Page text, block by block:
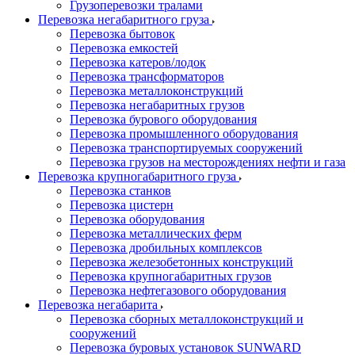
Грузоперевозки тралами
Перевозка негабаритного груза
Перевозка бытовок
Перевозка емкостей
Перевозка катеров/лодок
Перевозка трансформаторов
Перевозка металлоконструкций
Перевозка негабаритных грузов
Перевозка бурового оборудования
Перевозка промышленного оборудования
Перевозка транспортируемых сооружений
Перевозка грузов на месторождениях нефти и газа
Перевозка крупногабаритного груза
Перевозка станков
Перевозка цистерн
Перевозка оборудования
Перевозка металлических ферм
Перевозка дробильных комплексов
Перевозка железобетонных конструкций
Перевозка крупногабаритных грузов
Перевозка нефтегазового оборудования
Перевозка негабарита
Перевозка сборных металлоконструкций и
сооружений
Перевозка буровых установок SUNWARD